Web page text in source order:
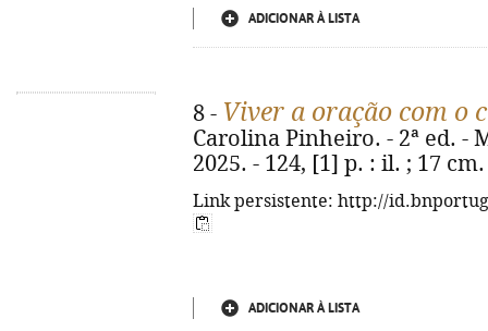
ADICIONAR À LISTA
8 - Viver a oração com o
Carolina Pinheiro. - 2ª ed. -
2025. - 124, [1] p. : il. ; 17
Link persistente: http://
ADICIONAR À LISTA